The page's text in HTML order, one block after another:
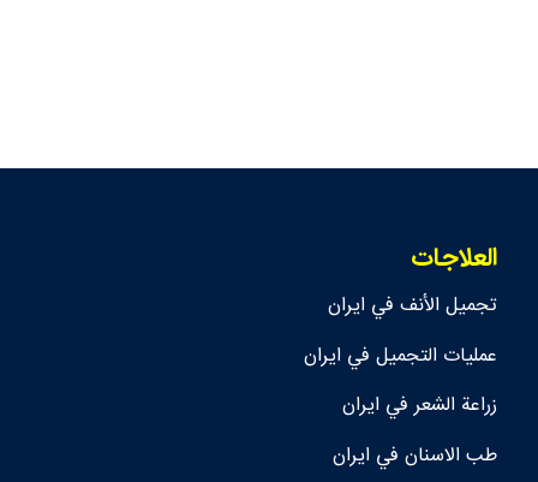
العلاجات
تجمیل الأنف في ايران
عمليات التجميل في ايران
زراعة الشعر في ايران
طب الاسنان في ايران